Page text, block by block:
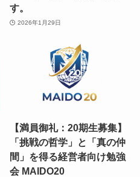
す。
2026年1月29日
【満員御礼：20期生募集】
「挑戦の哲学」と「真の仲
間」を得る経営者向け勉強
会 MAIDO20